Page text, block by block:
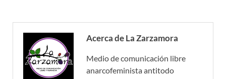
Acerca de La Zarzamora
Medio de comunicación libre
anarcofeminista antitodo